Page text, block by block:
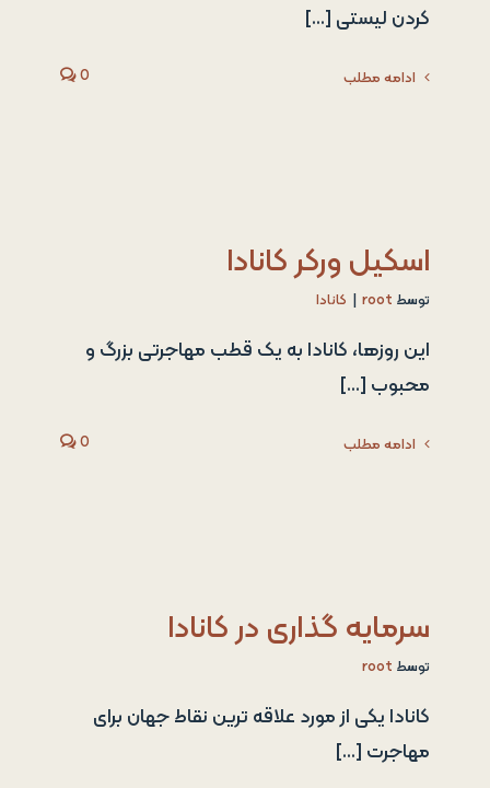
کردن لیستی [...]
ادامه مطلب 0
اسکیل ورکر کانادا
توسط root
| کانادا
این روزها، کانادا به یک قطب مهاجرتی بزرگ و
محبوب [...]
ادامه مطلب 0
سرمایه گذاری در کانادا
توسط root
کانادا یکی از مورد علاقه ترین نقاط جهان برای
مهاجرت [...]